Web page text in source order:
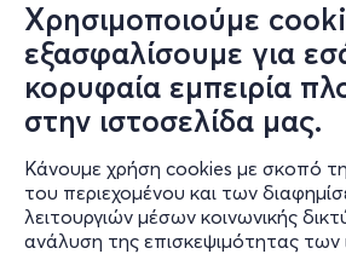
Χρησιμοποιούμε
εξασφαλίσουμε για
κορυφαία εμπειρία
στην ιστοσελίδα μας.
Κάνουμε χρήση cookies με σκοπό
του περιεχομένου και των
λειτουργιών μέσων κοινωνικής
ανάλυση της επισκεψιμότητας των
Πληροφορίες
Υποστήριξη
Stay Connected